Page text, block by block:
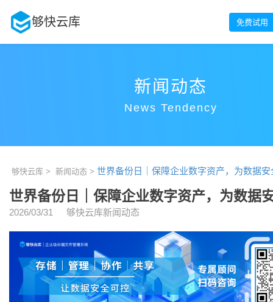
够快云库 免费试用
新闻动态
News Tendency
够快云库 > 新闻动态 > 世界备份日｜保障企业数字资产，为数据安
世界备份日｜保障企业数字资产，为数据
2026/03/31 够快云库新闻动态